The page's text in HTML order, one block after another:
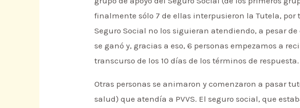
finalmente sólo 7 de ellas interpusieron la Tutela,
Seguro Social no los siguieran atendiendo, a pesar
se ganó y, gracias a eso, 6 personas empezamos a
transcurso de los 10 días de los términos de respuesta.
Otras personas se animaron y comenzaron a pasar
salud) que atendía a PVVS. El seguro social, que